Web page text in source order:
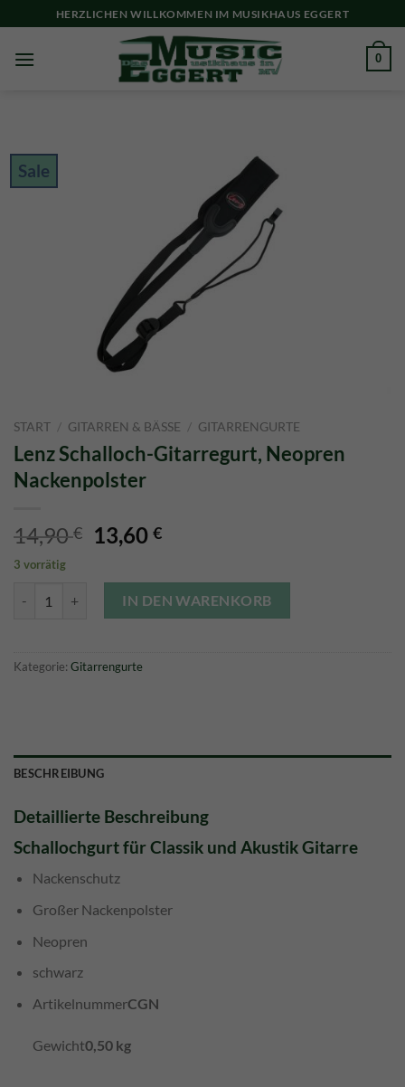
to
content
HERZLICHEN WILLKOMMEN IM MUSIKHAUS EGGERT
0
Sale
START / GITARREN & BÄSSE / GITARRENGURTE
Lenz Schalloch-Gitarregurt, Neopren
Nackenpolster
14,90€
Ursprünglicher
war:
14,90 €
13,60€Aktueller
ist:
13,60 €.
3 vorrätig
Lenz Schalloch-Gitarregurt, Neopren Nackenpolster Menge
IN DEN WARENKORB
Kategorie: Gitarrengurte
BESCHREIBUNG
Detaillierte Beschreibung
Schallochgurt für Classik und Akustik Gitarre
Nackenschutz
Großer Nackenpolster
Neopren
schwarz
ArtikelnummerCGN
Gewicht0,50 kg